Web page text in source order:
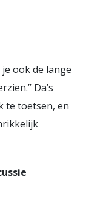
je ook de lange
Da’s
te toetsen, en